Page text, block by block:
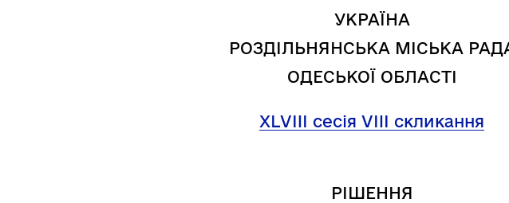
УКРАЇНА
РОЗДІЛЬНЯНСЬКА МІСЬКА
ОДЕСЬКОЇ ОБЛАСТІ
XLVIII сесія VIII скликання
РІШЕННЯ